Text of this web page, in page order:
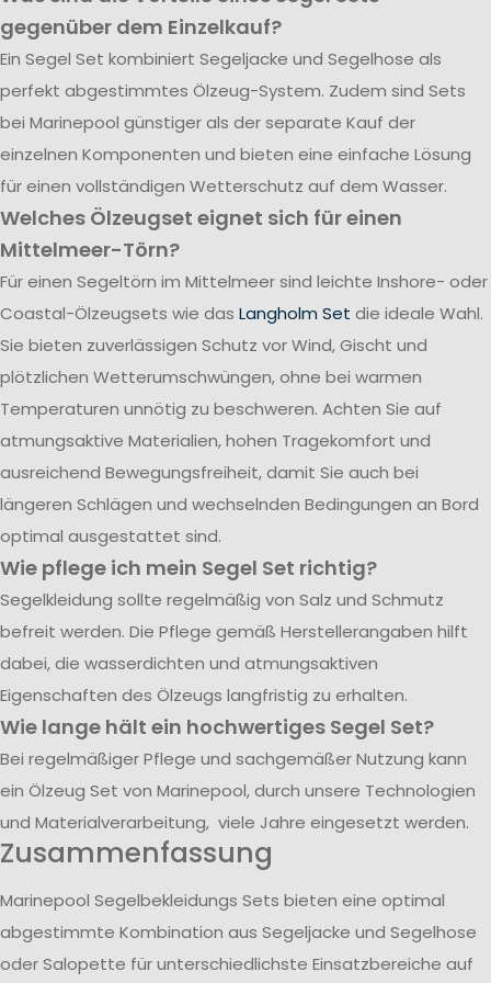
gegenüber dem Einzelkauf?
Ein Segel Set kombiniert Segeljacke und Segelhose als
perfekt abgestimmtes Ölzeug-System. Zudem sind Sets
bei Marinepool günstiger als der separate Kauf der
einzelnen Komponenten und bieten eine einfache Lösung
für einen vollständigen Wetterschutz auf dem Wasser.
Welches Ölzeugset eignet sich für einen
Mittelmeer-Törn?
Für einen Segeltörn im Mittelmeer sind leichte Inshore- oder
Coastal-Ölzeugsets wie das Langholm Set die ideale Wahl.
Sie bieten zuverlässigen Schutz vor Wind, Gischt und
plötzlichen Wetterumschwüngen, ohne bei warmen
Temperaturen unnötig zu beschweren. Achten Sie auf
atmungsaktive Materialien, hohen Tragekomfort und
ausreichend Bewegungsfreiheit, damit Sie auch bei
längeren Schlägen und wechselnden Bedingungen an Bord
optimal ausgestattet sind.
Wie pflege ich mein Segel Set richtig?
Segelkleidung sollte regelmäßig von Salz und Schmutz
befreit werden. Die Pflege gemäß Herstellerangaben hilft
dabei, die wasserdichten und atmungsaktiven
Eigenschaften des Ölzeugs langfristig zu erhalten.
Wie lange hält ein hochwertiges Segel Set?
Bei regelmäßiger Pflege und sachgemäßer Nutzung kann
ein Ölzeug Set von Marinepool, durch unsere Technologien
und Materialverarbeitung, viele Jahre eingesetzt werden.
Zusammenfassung
Marinepool Segelbekleidungs Sets bieten eine optimal
abgestimmte Kombination aus Segeljacke und Segelhose
oder Salopette für unterschiedlichste Einsatzbereiche auf